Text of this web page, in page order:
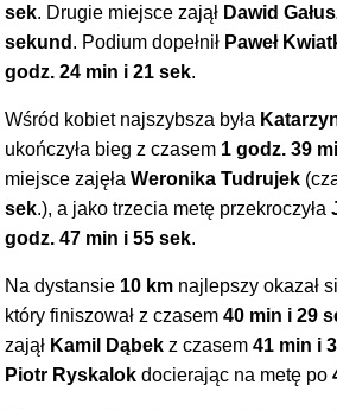
sek. Drugie miejsce zajął Dawid
sekund . Podium dopełnił Paweł
godz. 24 min i 21 sek.
Wśród kobiet najszybsza była
ukończyła bieg z czasem 1 godz. 39
miejsce zajęłaWeronika Tudrujek
sek.), a jako trzecia metę przekroczyła
godz. 47 min i 55 sek.
Na dystansie 10 km najlepszy okazał
który finiszował z czasem 40 min i 29
zajął Kamil Dąbekz czasem 41 min i
Piotr Ryskalok docierając na metę po